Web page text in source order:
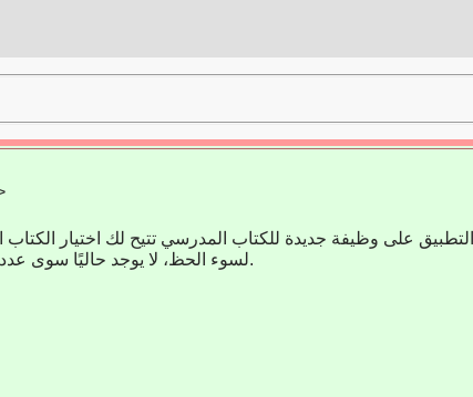
على وظيفة جديدة للكتاب المدرسي تتيح لك اختيار
لسوء الحظ، لا يوجد حاليًا سوى عدد قليل من الكتب المسجلة، لذا فنحن نعتمد على مساعدتك.